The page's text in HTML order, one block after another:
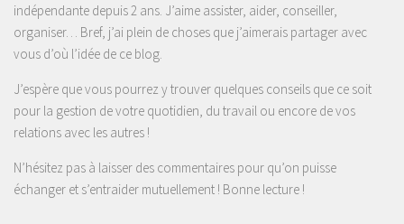
indépendante depuis 2 ans. J’aime assister, aider, conseiller,
organiser… Bref, j’ai plein de choses que j’aimerais partager avec
vous d’où l’idée de ce blog.
J’espère que vous pourrez y trouver quelques conseils que ce soit
pour la gestion de votre quotidien, du travail ou encore de vos
relations avec les autres !
N’hésitez pas à laisser des commentaires pour qu’on puisse
échanger et s’entraider mutuellement ! Bonne lecture !